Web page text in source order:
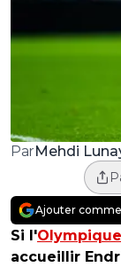
ParMehdi
Ajouter
Si l'
accueillir